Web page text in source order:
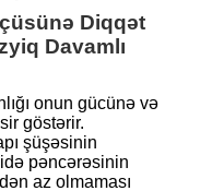
Diqqət
Davamlı
onun gücünə və
göstərir.
şüşəsinin
pəncərəsinin
az olmaması